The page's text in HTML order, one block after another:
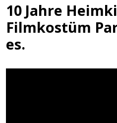
10 Jahre
Filmkostüm
es.